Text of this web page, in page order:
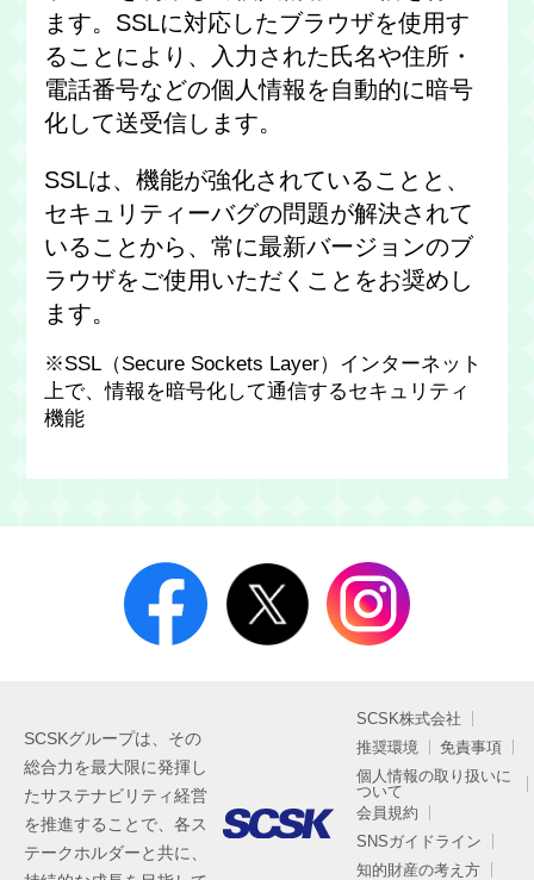
ます。SSLに対応したブラウザを使用す
ることにより、入力された氏名や住所・
電話番号などの個人情報を自動的に暗号
化して送受信します。
SSLは、機能が強化されていることと、
セキュリティーバグの問題が解決されて
いることから、常に最新バージョンのブ
ラウザをご使用いただくことをお奨めし
ます。
※SSL（Secure Sockets Layer）インターネット
上で、情報を暗号化して通信するセキュリティ
機能
SCSKグループは、その
総合力を最大限に発揮し
たサステナビリティ経営
を推進することで、各ス
テークホルダーと共に、
SCSK株式会社
推奨環境
免責事項
個人情報の取り扱いに
ついて
会員規約
SNSガイドライン
知的財産の考え方